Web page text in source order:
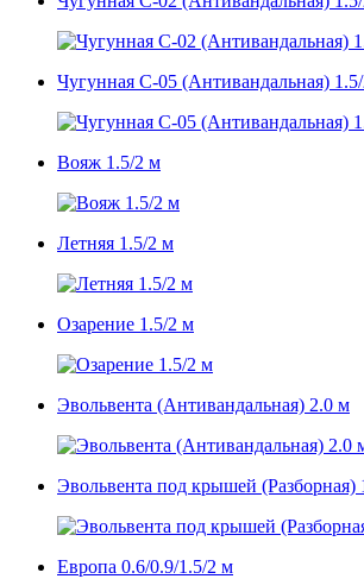
Чугунная С-05 (Антивандальная)
Вояж 1.5/2 м
Летняя 1.5/2 м
Озарение 1.5/2 м
Эвольвента (Антивандальная) 2.0 м
Эвольвента под крышей (Разборная)
Европа 0.6/0.9/1.5/2 м